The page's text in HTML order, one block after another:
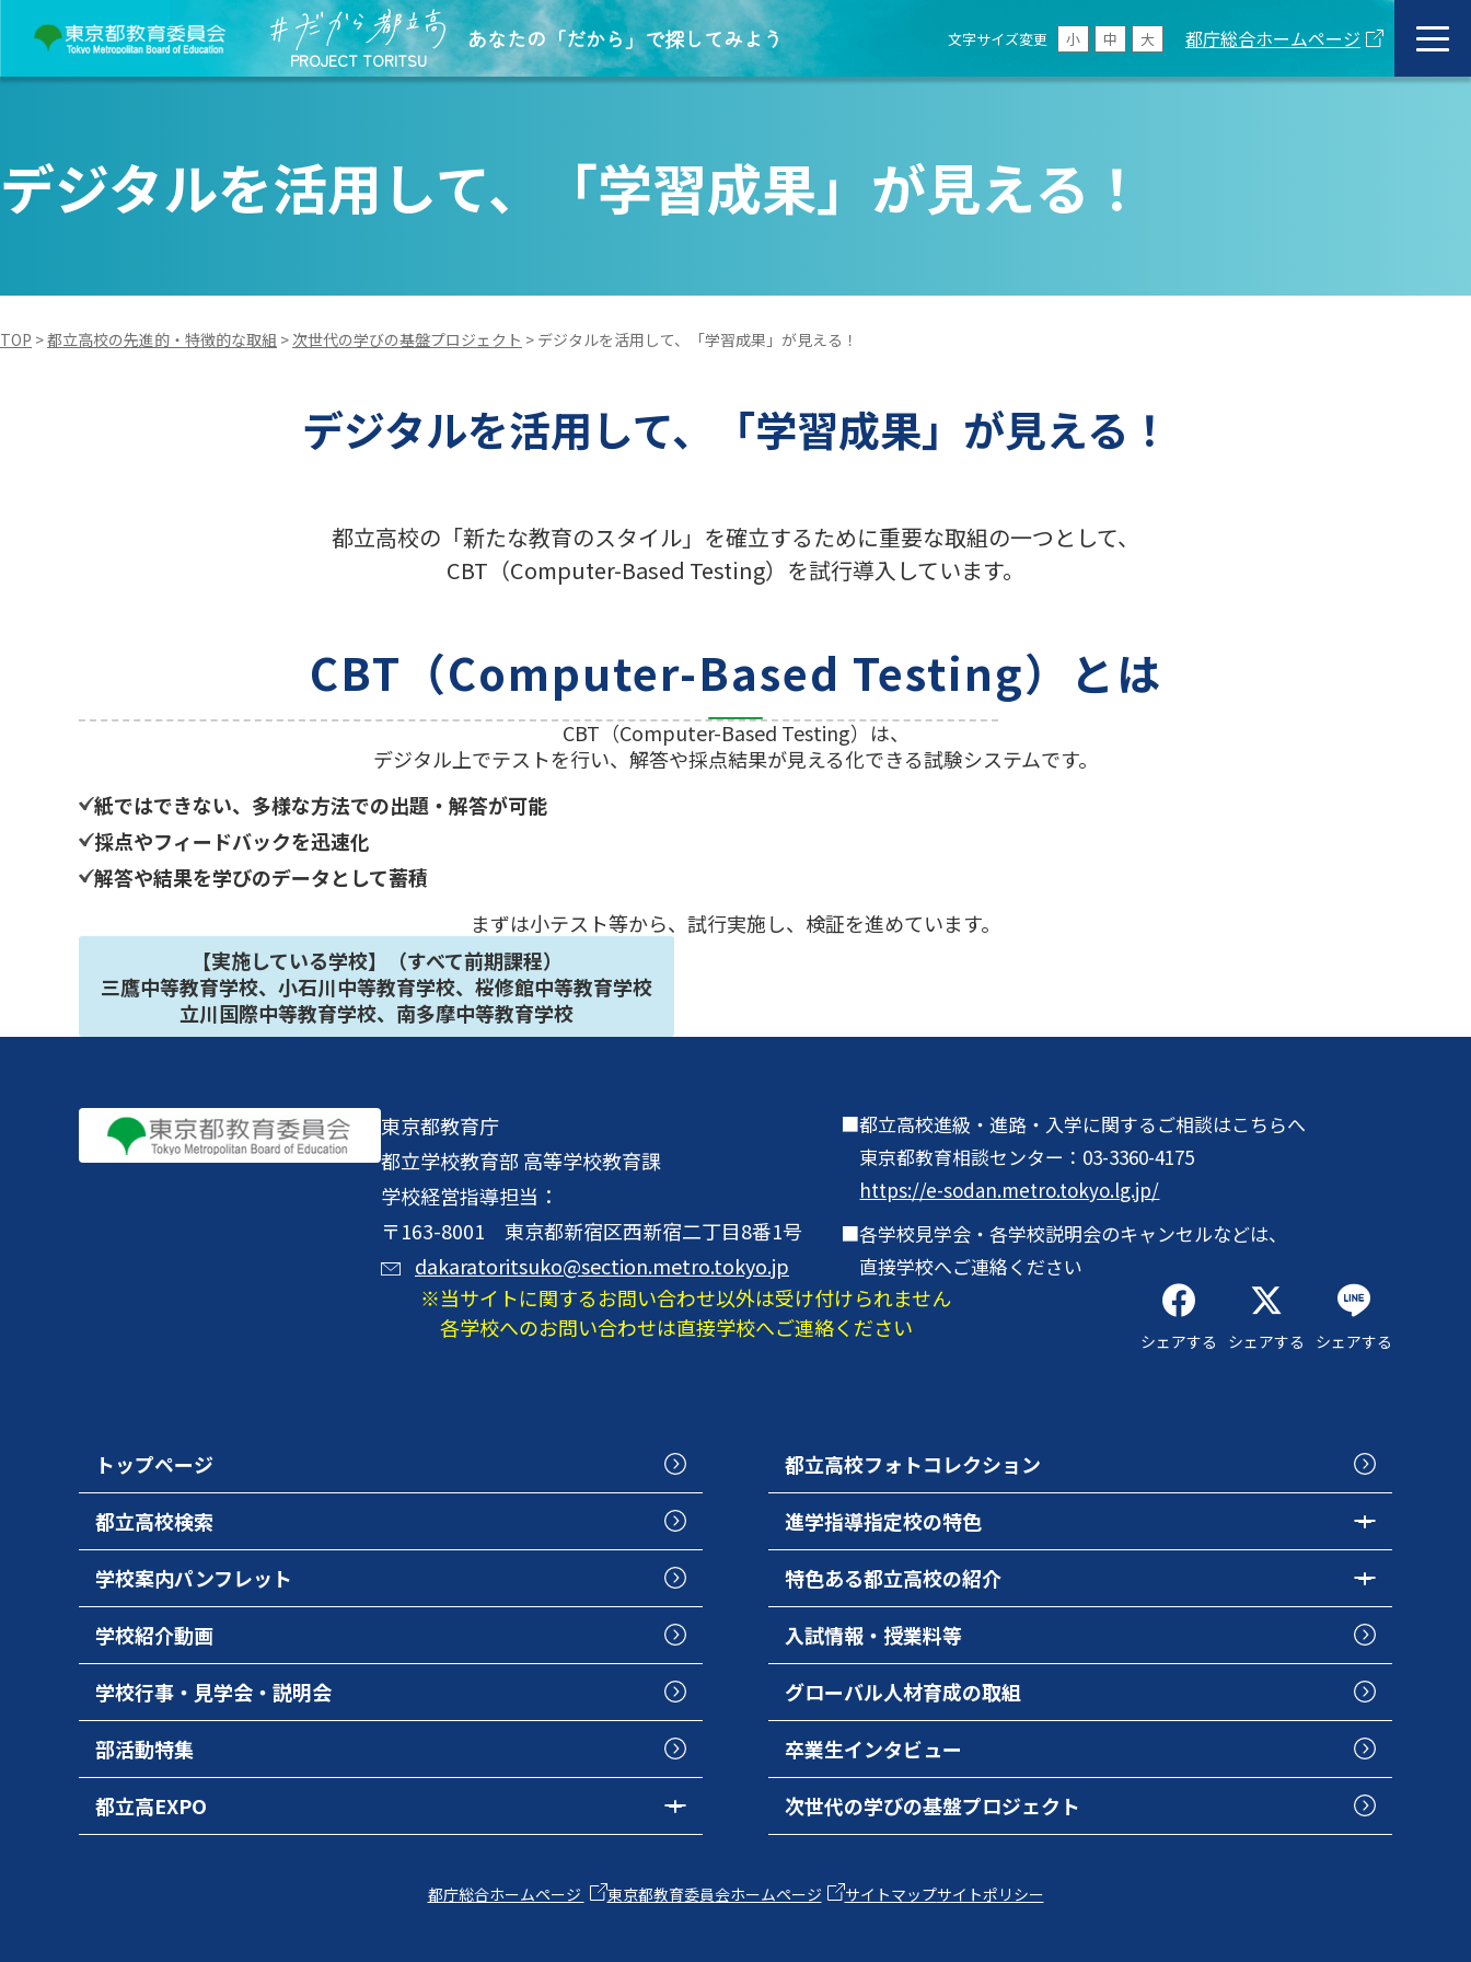
PROJECT TORITSU
あなたの「だから」で探してみよう 文字サイズ変更 小 中 大 都庁総合ホームページ
デジタルを活用して、「学習成果」が見える！
TOP >都立高校の先進的・特徴的な取組 >次世代の学びの基盤プロジェクト > デジタルを活用して、「学習成果」が見える！
デジタルを活用して、「学習成果」が見える！
都立高校の「新たな教育のスタイル」を確立するために重要な取組の一つとして、
CBT（Computer-Based Testing）を試行導入しています。
CBT（Computer-Based Testing）とは
CBT（Computer-Based Testing）は、
デジタル上でテストを行い、解答や採点結果が見える化できる試験システムです。
紙ではできない、多様な方法での出題・解答が可能
採点やフィードバックを迅速化
解答や結果を学びのデータとして蓄積
まずは小テスト等から、試行実施し、検証を進めています。
【実施している学校】（すべて前期課程）
三鷹中等教育学校、小石川中等教育学校、桜修館中等教育学校
立川国際中等教育学校、南多摩中等教育学校
東京都教育庁
都立学校教育部 高等学校教育課
学校経営指導担当：
〒163-8001 東京都新宿区西新宿二丁目8番1号
dakaratoritsuko@section.metro.tokyo.jp
都立高校進級・進路・入学に関するご相談はこちらへ
東京都教育相談センター： 03-3360-4175
https://e-sodan.metro.tokyo.lg.jp/
各学校見学会・各学校説明会のキャンセルなどは、
直接学校へご連絡ください
当サイトに関するお問い合わせ以外は受け付けられません
各学校へのお問い合わせは直接学校へご連絡ください
シェアする シェアする シェアする
トップページ
都立高校検索
学校案内パンフレット
学校紹介動画
学校行事・見学会・説明会
部活動特集
都立高EXPO
都立高校フォトコレクション
進学指導指定校の特色
特色ある都立高校の紹介
入試情報・授業料等
グローバル人材育成の取組
卒業生インタビュー
次世代の学びの基盤プロジェクト
都庁総合ホームページ 東京都教育委員会ホームページ サイトマップサイトポリシー